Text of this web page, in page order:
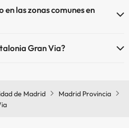
las zonas comunes en
Gran Via?
de Madrid
Madrid Provincia